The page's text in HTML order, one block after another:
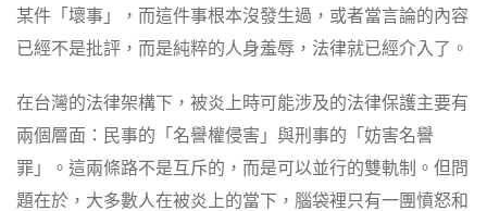
某件「壞事」，而這件事根本沒發生過，或者當言論的內容
已經不是批評，而是純粹的人身羞辱，法律就已經介入了。
在台灣的法律架構下，被炎上時可能涉及的法律保護主要有
兩個層面：民事的「名譽權侵害」與刑事的「妨害名譽
罪」。這兩條路不是互斥的，而是可以並行的雙軌制。但問
題在於，大多數人在被炎上的當下，腦袋裡只有一團憤怒和